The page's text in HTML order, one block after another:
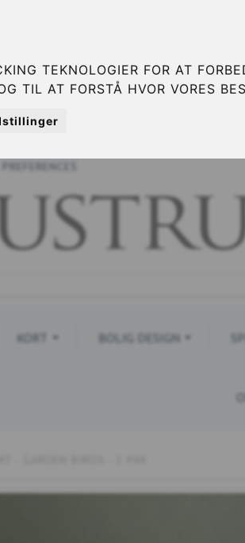
TEKNOLOGIER FOR AT
TIL AT FORSTÅ HVOR VORES
KORT BOLIG DESIGN